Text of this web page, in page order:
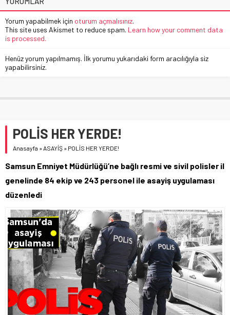
Yorum yapabilmek için oturum açmalısınız.
This site uses Akismet to reduce spam. Learn how your comment data
is processed.
Henüz yorum yapılmamış. İlk yorumu yukarıdaki form aracılığıyla siz
yapabilirsiniz.
POLİS HER YERDE!
Anasayfa » ASAYİŞ » POLİS HER YERDE!
Samsun Emniyet Müdürlüğü’ne bağlı resmi ve sivil polisler il
genelinde 84 ekip ve 243 personel ile asayiş uygulaması
düzenledi